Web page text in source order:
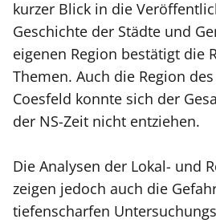
kurzer Blick in die
Geschichte der Städte und
eigenen Region bestätigt die
Themen. Auch die Region
Coesfeld konnte sich der
der NS-Zeit nicht entziehen.
Die Analysen der Lokal- und
zeigen jedoch auch die
tiefenscharfen